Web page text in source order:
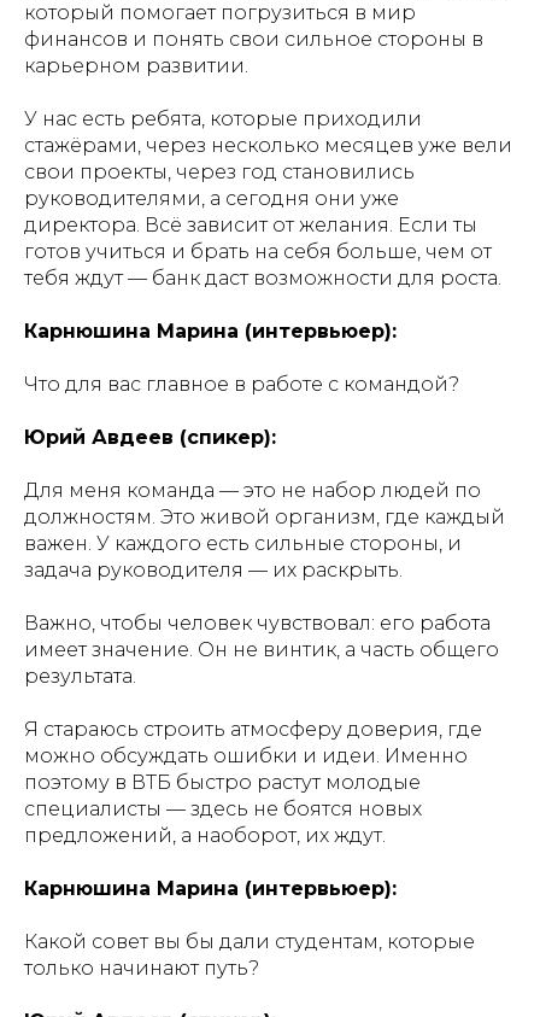
который помогает погрузиться в мир
финансов и понять свои сильное стороны в
карьерном развитии.
У нас есть ребята, которые приходили
стажёрами, через несколько месяцев уже вели
свои проекты, через год становились
руководителями, а сегодня они уже
директора. Всё зависит от желания. Если ты
готов учиться и брать на себя больше, чем от
тебя ждут — банк даст возможности для роста.
Карнюшина Марина (интервьюер):
Что для вас главное в работе с командой?
Юрий Авдеев (спикер):
Для меня команда — это не набор людей по
должностям. Это живой организм, где каждый
важен. У каждого есть сильные стороны, и
задача руководителя — их раскрыть.
Важно, чтобы человек чувствовал: его работа
имеет значение. Он не винтик, а часть общего
результата.
Я стараюсь строить атмосферу доверия, где
можно обсуждать ошибки и идеи. Именно
поэтому в ВТБ быстро растут молодые
специалисты — здесь не боятся новых
предложений, а наоборот, их ждут.
Карнюшина Марина (интервьюер):
Какой совет вы бы дали студентам, которые
только начинают путь?